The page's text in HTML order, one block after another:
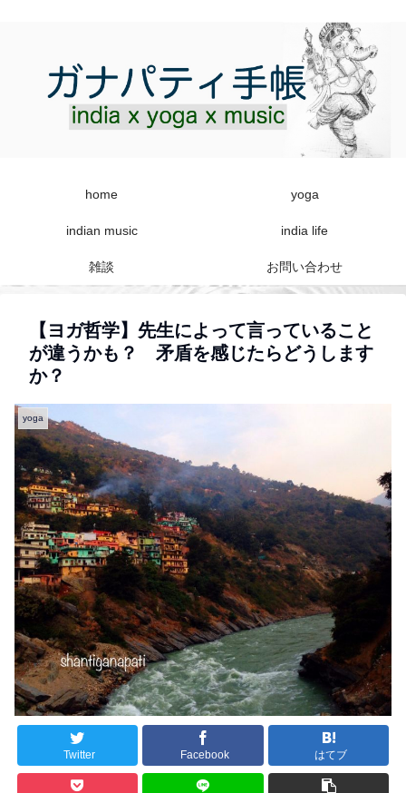
home yoga
indian music india life
雑談 お問い合わせ
【ヨガ哲学】先生によって言っていること
が違うかも？ 矛盾を感じたらどうします
か？
yoga
Twitter Facebook はてブ